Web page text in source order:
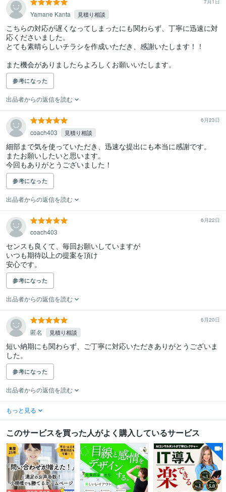
7月1日
Yamane Kanta 見積り相談
こちらの対応が遅くなってしまったにも関わらず、丁寧に迅速に対
応くださいました。
とても素晴らしいチラシを作成いただき、感謝いたします！！
また機会がありましたらよろしくお願いいたします。
参考になった
出品者からの返信を読む
6月23日
coach403 見積り相談
細部まで気を使っていただき、迅速な提出にも本当に感謝です。
またお願いしたいと思います。
今回もありがとうございました！
参考になった
出品者からの返信を読む
6月22日
coach403
センスも良くて、毎回お願いしていますが
いつも期待以上の提案を頂け
安心です。
参考になった
出品者からの返信を読む
6月20日
匿名 見積り相談
短い納期にも関わらず、ご丁寧に対応いただきありがとうございま
した。
参考になった
出品者からの返信を読む
もっと見る
このサービスを買った人がよく購入しているサービス